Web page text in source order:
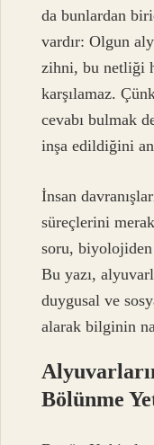
da bunlardan
vardır: Olgun
zihni, bu netliği
karşılamaz.
cevabı bulmak
inşa edildiğini
İnsan
süreçlerini
soru, biyolojiden
Bu yazı,
duygusal ve
alarak bilginin
Bölünme